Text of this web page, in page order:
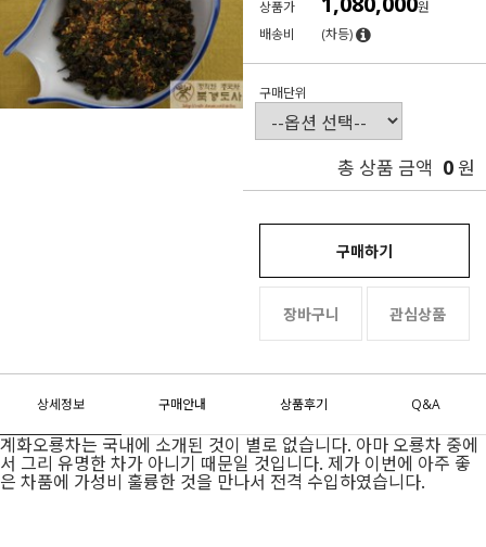
상품가
원
배송비
(차등)
구매단위
총 상품 금액 0원
구매하기
장바구니 관심상품
상세정보 구매안내 상품후기 Q&A
계화오룡차는 국내에 소개된 것이 별로 없습니다. 아마 오룡차 중에
서 그리 유명한 차가 아니기 때문일 것입니다. 제가 이번에 아주 좋
은 차품에 가성비 훌륭한 것을 만나서 전격 수입하였습니다.